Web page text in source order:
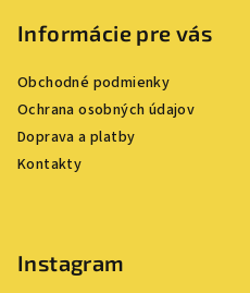
Informácie pre vás
Obchodné podmienky
Ochrana osobných údajov
Doprava a platby
Kontakty
Instagram